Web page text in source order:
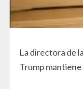
La directora de
Trump